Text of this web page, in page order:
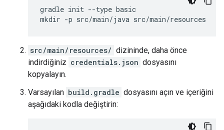
gradle init --type basic
src/main/resources/ dizininde, daha önce
indirdiğiniz credentials.json dosyasını
kopyalayın.
Varsayılan build.gradle dosyasını açın ve içeriğini
aşağıdaki kodla değiştirin: